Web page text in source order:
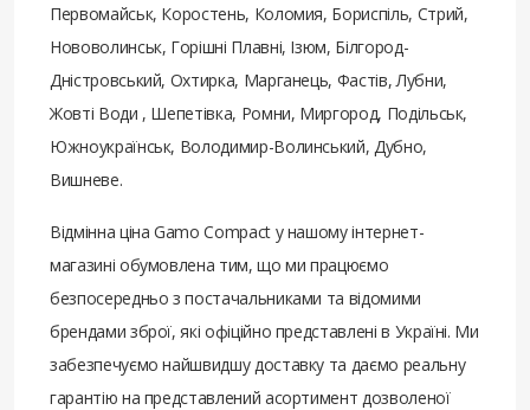
Первомайськ, Коростень, Коломия, Бориспіль, Стрий,
Нововолинськ, Горішні Плавні, Ізюм, Білгород-
Дністровський, Охтирка, Марганець, Фастів, Лубни,
Жовті Води , Шепетівка, Ромни, Миргород, Подільськ,
Южноукраїнськ, Володимир-Волинський, Дубно,
Вишневе.
Відмінна ціна Gamo Compact у нашому інтернет-
магазині обумовлена ​​тим, що ми працюємо
безпосередньо з постачальниками та відомими
брендами зброї, які офіційно представлені в Україні. Ми
забезпечуємо найшвидшу доставку та даємо реальну
гарантію на представлений асортимент дозволеної